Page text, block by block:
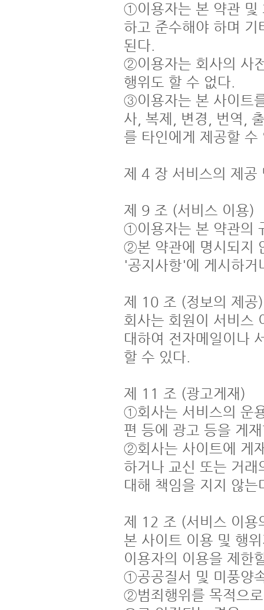
①이용자는 본 약관 및
하고 준수해야 하며
된다.
②이용자는 회사의 사
행위도 할 수 없다.
③이용자는 본 사이트
사, 복제, 변경, 번역,
를 타인에게 제공할 수
제 4 장 서비스의 제공
제 9 조 (서비스 이용)
①이용자는 본 약관의
②본 약관에 명시되지
'공지사항'에 게시하거
제 10 조 (정보의 제공)
회사는 회원이 서비스
대하여 전자메일이나
할 수 있다.
제 11 조 (광고게재)
①회사는 서비스의 운
편 등에 광고 등을 게
②회사는 사이트에 게
하거나 교신 또는 거
대해 책임을 지지 않는
제 12 조 (서비스 이용
본 사이트 이용 및 행
이용자의 이용을 제한
①공공질서 및 미풍양
②범죄행위를 목적으